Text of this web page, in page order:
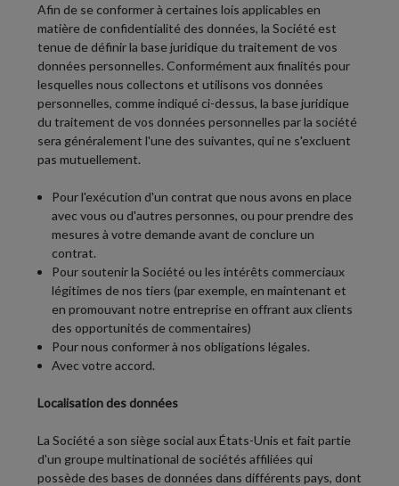
Afin de se conformer à certaines lois applicables en
matière de confidentialité des données, la Société est
tenue de définir la base juridique du traitement de vos
données personnelles. Conformément aux finalités pour
lesquelles nous collectons et utilisons vos données
personnelles, comme indiqué ci-dessus, la base juridique
du traitement de vos données personnelles par la société
sera généralement l'une des suivantes, qui ne s'excluent
pas mutuellement.
Pour l'exécution d'un contrat que nous avons en place
avec vous ou d'autres personnes, ou pour prendre des
mesures à votre demande avant de conclure un
contrat.
Pour soutenir la Société ou les intérêts commerciaux
légitimes de nos tiers (par exemple, en maintenant et
en promouvant notre entreprise en offrant aux clients
des opportunités de commentaires)
Pour nous conformer à nos obligations légales.
Avec votre accord.
Localisation des données
La Société a son siège social aux États-Unis et fait partie
d'un groupe multinational de sociétés affiliées qui
possède des bases de données dans différents pays, dont